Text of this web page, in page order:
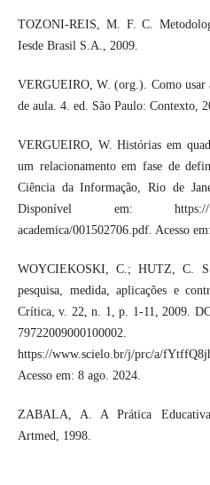
TOZONI-REIS, M. F. C.
Iesde Brasil S.A., 2009.
VERGUEIRO, W. (org.). Como usar
de aula. 4. ed. São Paulo: Contexto,
VERGUEIRO, W. Histórias em
um relacionamento em fase de
Ciência da Informação, Rio de
Disponível em: https://
academica/001502706.pdf. Acesso
WOYCIEKOSKI, C.; HUTZ, C.
pesquisa, medida, aplicações e
Crítica, v. 22, n. 1, p. 1-11, 2009.
https://www.scielo.br/j/prc/a/
Acesso em: 8 ago. 2024.
ZABALA, A. A Prática
Artmed, 1998.